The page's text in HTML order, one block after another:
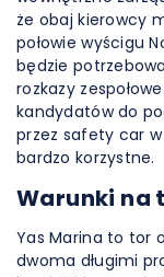
że obaj kierowcy
połowie wyścigu
będzie
rozkazy
kandydatów do
przez safety car
bardzo korzystne.
Warunki na
Yas Marina to tor
dwoma długimi